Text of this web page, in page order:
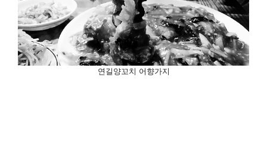
연길양꼬치 어향가지